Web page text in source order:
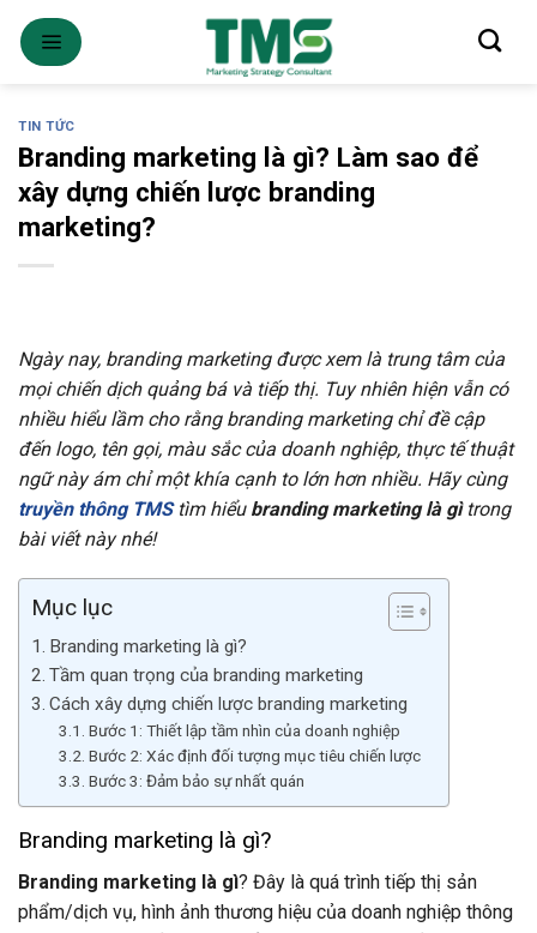
Skip
content
TIN TỨC
Branding marketing là gì? Làm sao để
xây dựng chiến lược branding
marketing?
Ngày nay, branding marketing được xem là trung tâm của
mọi chiến dịch quảng bá và tiếp thị. Tuy nhiên hiện vẫn có
nhiều hiểu lầm cho rằng branding marketing chỉ đề cập
đến logo, tên gọi, màu sắc của doanh nghiệp, thực tế thuật
ngữ này ám chỉ một khía cạnh to lớn hơn nhiều. Hãy cùng
truyền thông TMStìm hiểu branding marketing là gì trong
bài viết này nhé!
Mục lục
Branding marketing là gì?
Tầm quan trọng của branding marketing
Cách xây dựng chiến lược branding marketing
Bước 1: Thiết lập tầm nhìn của doanh nghiệp
Bước 2: Xác định đối tượng mục tiêu chiến lược
Bước 3: Đảm bảo sự nhất quán
Branding marketing là gì?
Branding marketing là gì? Đây là quá trình tiếp thị sản
phẩm/dịch vụ, hình ảnh thương hiệu của doanh nghiệp thông